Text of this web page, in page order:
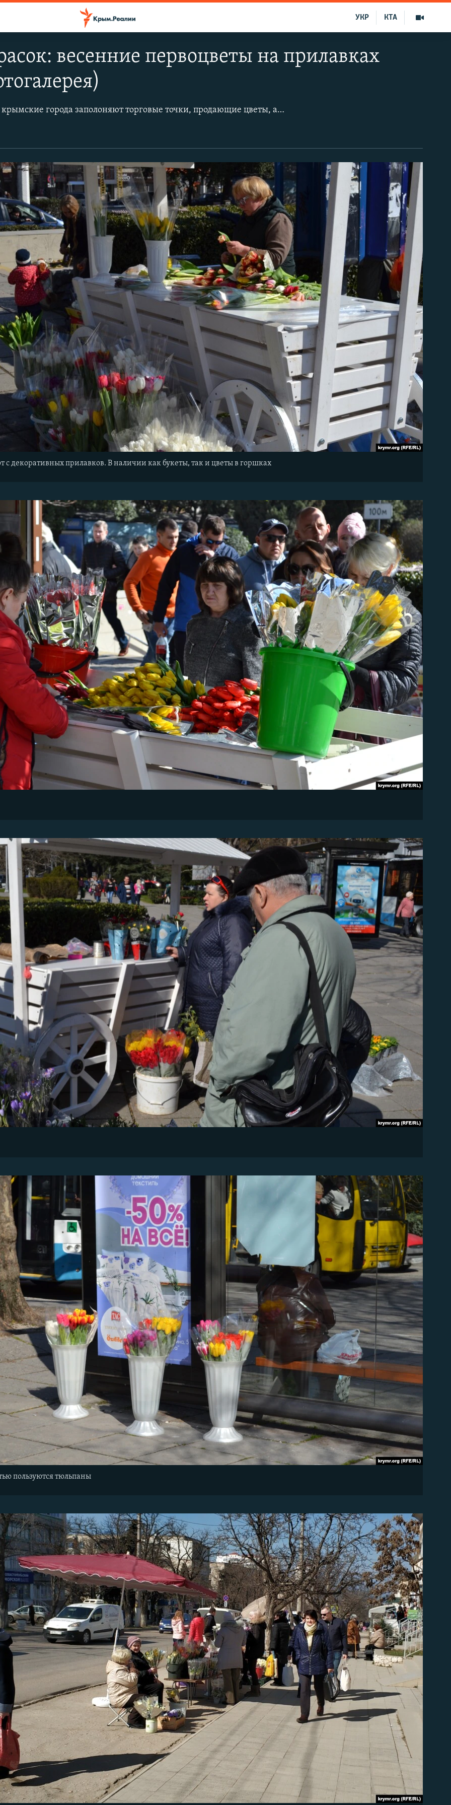
КТА
УКР
весенние первоцветы на прилавках
В преддверии 8 Марта крымские города заполоняют торговые точки, продающие цветы, а на улицах все чаще можно заметить людей с букетами в руках. Как и в предыдущие годы, накануне праздника активизировалась стихийная продажа цветов. В эти дни их можно купить не только в магазинах и цветочных павильонах, а и с декоративных лотков, на остановках или даже из багажников машин.
с декоративных прилавков. В наличии как букеты, так и цветы в горшках
пользуются тюльпаны